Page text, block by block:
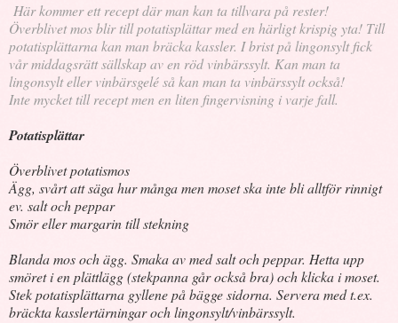
Här kommer ett recept där man kan ta tillvara på rester!
Överblivet mos blir till potatisplättar med en härligt krispig yta! Till
potatisplättarna kan man bräcka kassler. I brist på lingonsylt fick
vår middagsrätt sällskap av en röd vinbärssylt. Kan man ta
lingonsylt eller vinbärsgelé så kan man ta vinbärssylt också!
Inte mycket till recept men en liten fingervisning i varje fall.
Potatisplättar
Överblivet potatismos
Ägg, svårt att säga hur många men moset ska inte bli alltför rinnigt
ev. salt och peppar
Smör eller margarin till stekning
Blanda mos och ägg. Smaka av med salt och peppar. Hetta upp
smöret i en plättlägg (stekpanna går också bra) och klicka i moset.
Stek potatisplättarna gyllene på bägge sidorna. Servera med t.ex.
bräckta kasslertärningar och lingonsylt/vinbärssylt.